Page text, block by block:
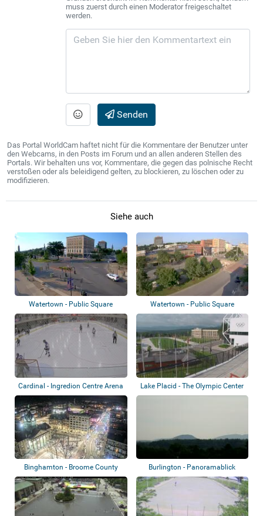
muss zuerst durch einen Moderator freigeschaltet
werden.
Senden
Das Portal WorldCam haftet nicht für die Kommentare der Benutzer unter
den Webcams, in den Posts im Forum und an allen anderen Stellen des
Portals. Wir behalten uns vor, Kommentare, die gegen das polnische Recht
verstoßen oder als beleidigend gelten, zu blockieren, zu löschen oder zu
modifizieren.
Siehe auch
Watertown - Public Square Watertown - Public Square
Cardinal - Ingredion Centre Arena Lake Placid - The Olympic Center
Binghamton - Broome County
Courthouse
Burlington - Panoramablick